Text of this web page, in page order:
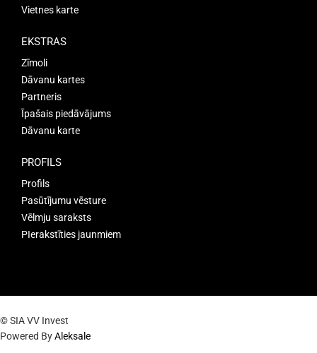
Vietnes karte
EKSTRAS
Zīmoli
Dāvanu kartes
Partneris
Īpašais piedāvājums
Dāvanu karte
PROFILS
Profils
Pasūtījumu vēsture
Vēlmju saraksts
PIerakstīties jaunmiem
© SIA VV Invest
Powered ByAleksale